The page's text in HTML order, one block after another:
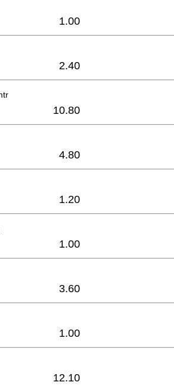
1.00
2.40
10.80
4.80
1.20
1.00
3.60
1.00
12.10